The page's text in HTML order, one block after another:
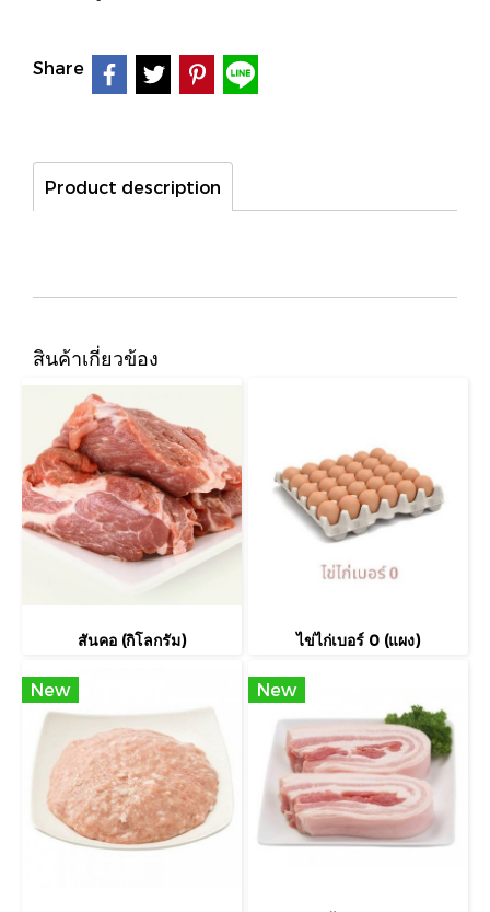
Share
Product description
สินค้าเกี่ยวข้อง
สันคอ (กิโลกรัม) ไข่ไก่เบอร์ 0 (แผง)
New New